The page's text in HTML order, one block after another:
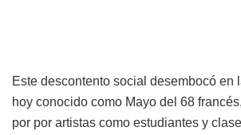
Este descontento social desembocó en
hoy conocido como Mayo del 68
por por artistas como estudiantes y